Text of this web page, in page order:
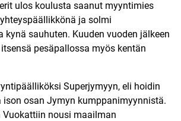
ulos koulusta saanut myyntimies
ja solmi
kynä sauhuten. Kuuden vuoden jälkeen
pesäpallossa myös kentän
Superjymyyn, eli hoidin
ison osan Jymyn kumppanimyynnistä.
nousi maailman